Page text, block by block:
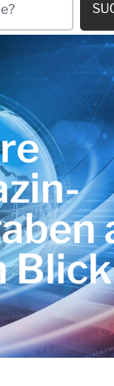
Blick